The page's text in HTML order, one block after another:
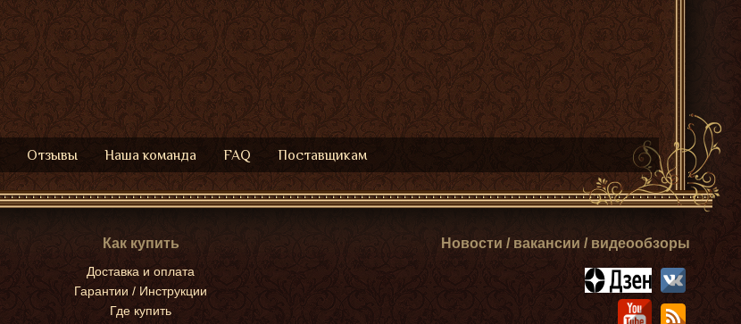
Отзывы Наша команда FAQ Поставщикам
Как купить
Доставка и оплата
Гарантии / Инструкции
Где купить
Новости / вакансии / видеообзоры